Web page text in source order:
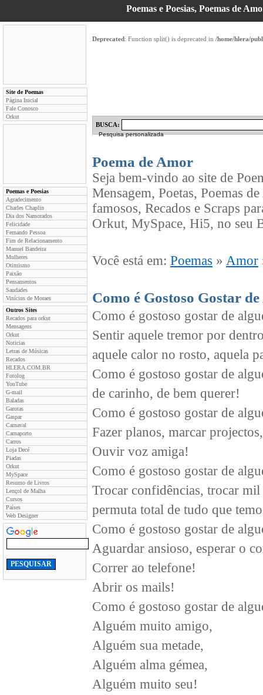
Poemas e Poesias, Poemas de
Site de Poemas
Página Inicial
Fale Conosco
Orkut
Poemas e Poesias
Agradecimento
Charles Chaplin
Dia dos Namorados
Felicidade
Fernando Pessoa
Fim de Relacionamento
Manuel Bandeira
Mulheres
Otimismo
Paixão
Pensamentos
Saudades
Vinícius de Moraes
Outros Sites
Recados para orkut
Mensagens
Orkut
Noticias
Letras de Músicas
Recados
HLERA.COM.BR
Fotolog
YouTube
G-mail
Baladas
Garotas
Gaspar
Carnaval
Carnaporto
Carros
Loja Decé
Piadas
Orkut
MySpace
Resumo de Livros
Lençol de Malha
Cursos
Países
Web Designer
Deprecated: Function split() is deprecated in /home/hlera/
BUSCA:
Pesquisa personalizada
Poema de Amor
Seja bem-vindo ao site de
Mensagem, Poetas, Poemas
famosos, Recados e Scraps
Orkut, MySpace, Hi5, no seu
Você está em: Poemas » Amor
Como é Gostoso Gostar
Como é gostoso gostar de
Sentir aquele tremor por
aquele calor no rosto, aquela
Como é gostoso gostar de
de carinho, de bem querer!
Como é gostoso gostar de
Fazer planos, marcar
Ouvir voz amiga!
Como é gostoso gostar de
Trocar confidências, trocar
permuta total de tudo que
Como é gostoso gostar de
Aguardar ansioso, esperar o
Correr ao telefone!
Abrir os mails!
Como é gostoso gostar de
Alguém muito amigo,
Alguém sua metade,
Alguém alma gémea,
Alguém muito seu!